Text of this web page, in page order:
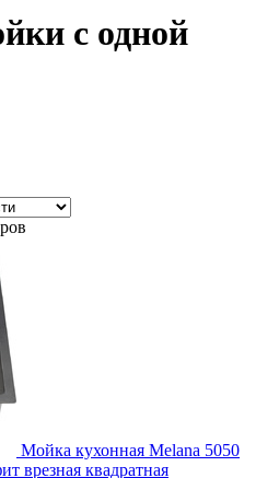
с одной
Мойка кухонная Melana 5050
врезная квадратная